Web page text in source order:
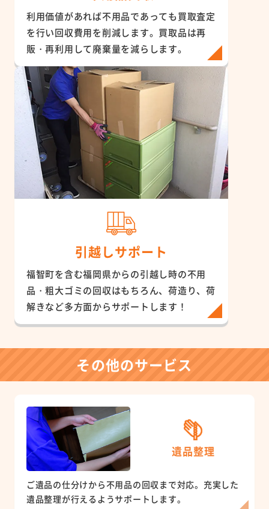
利用価値があれば不用品であっても買取査定
を行い回収費用を削減します。買取品は再
販・再利用して廃棄量を減らします。
引越しサポート
福智町を含む福岡県からの引越し時の不用
品・粗大ゴミの回収はもちろん、荷造り、荷
解きなど多方面からサポートします！
その他のサービス
遺品整理
ご遺品の仕分けから不用品の回収まで対応。充実した
遺品整理が行えるようサポートします。